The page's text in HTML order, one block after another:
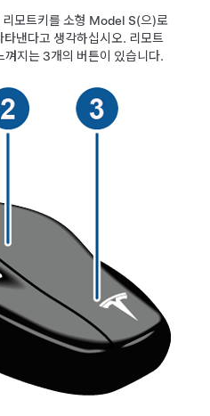
모트키를 소형 Model S(으)로
낸다고 생각하십시오. 리모트
껴지는 3개의 버튼이 있습니다.